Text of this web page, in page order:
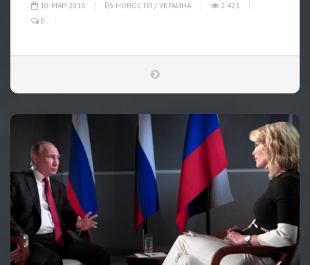
10-МАР-2018 НОВОСТИ / УКРАИНА
2 423
0